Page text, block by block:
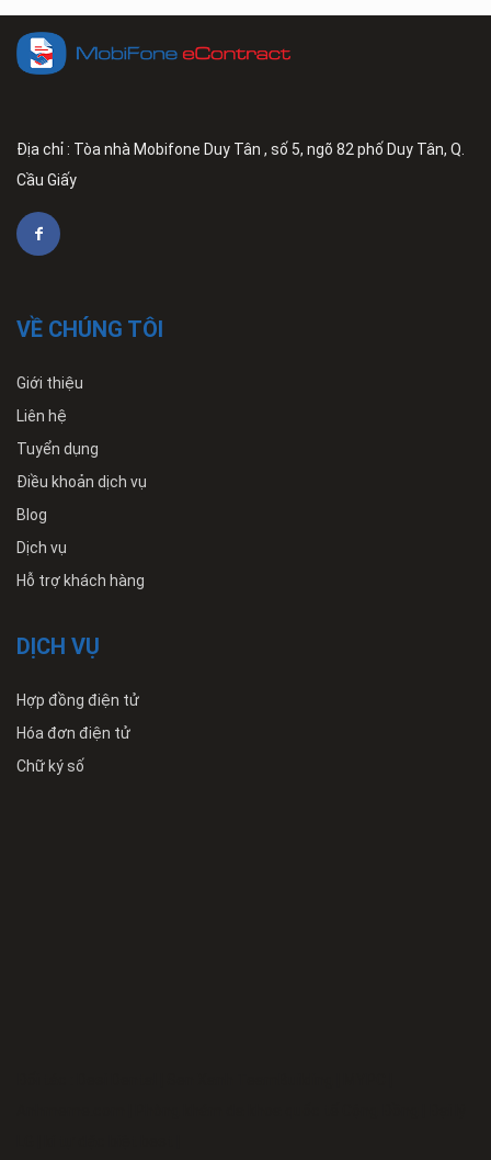
Địa chỉ : Tòa nhà Mobifone Duy Tân , số 5, ngõ 82 phố Duy Tân, Q.
Cầu Giấy
VỀ CHÚNG TÔI
Giới thiệu
Liên hệ
Tuyển dụng
Điều khoản dịch vụ
Blog
Dịch vụ
Hỗ trợ khách hàng
DỊCH VỤ
Hợp đồng điện tử
Hóa đơn điện tử
Chữ ký số